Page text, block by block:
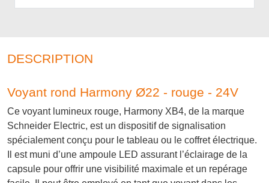
DESCRIPTION
Voyant rond Harmony Ø22 - rouge - 24V
Ce voyant lumineux rouge, Harmony XB4, de la marque
Schneider Electric, est un dispositif de signalisation
spécialement conçu pour le tableau ou le coffret électrique.
Il est muni d’une ampoule LED assurant l’éclairage de la
capsule pour offrir une visibilité maximale et un repérage